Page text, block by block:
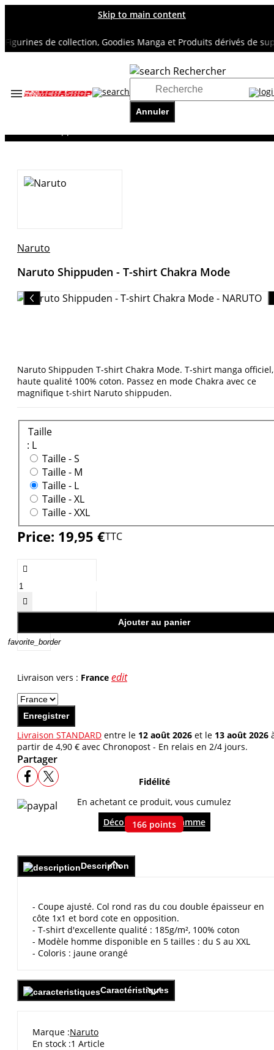
Skip to main content
de collection, Goodies Manga et Produits dérivés de super
Rechercher
Annuler
Accueil
Naruto
Naruto Shippuden - T-shirt Chakra Mode
Naruto Shippuden T-shirt Chakra Mode. T-shirt manga officiel,
haute qualité 100% coton. Passez en mode Chakra avec ce
magnifique t-shirt Naruto shippuden.
Taille
: L
Taille -S
Taille - M
Taille - L
Taille -XL
Taille -XXL
Price: 19,95 €TTC


Ajouter au panier
favorite_border
Livraison vers : France edit
Enregistrer
Livraison STANDARD entre le 12 août 2026 et le 13 août 2026
partir de 4,90 € avec Chronopost - En relais en 2/4 jours.
Partager
Fidélité
En achetant ce produit, vous cumulez
166 points
Découvrir le programme
Description
- Coupe ajusté. Col rond ras du cou double épaisseur en
côte 1x1 et bord cote en opposition.
- T-shirt d'excellente qualité : 185g/m², 100% coton
- Modèle homme disponible en 5 tailles : du S au XXL
- Coloris : jaune orangé
Caractéristiques
Marque Naruto
En stock 1 Article